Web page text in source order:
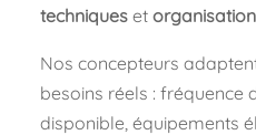
techniqueset
Nos concepteurs
besoins réels : fréquence
disponible, équipements